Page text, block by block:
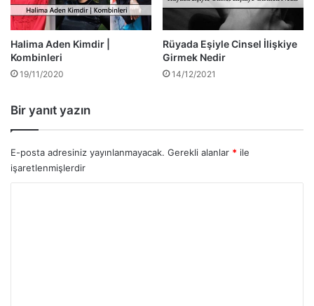
Halima Aden Kimdir |
Kombinleri
19/11/2020
Rüyada Eşiyle Cinsel İlişkiye
Girmek Nedir
14/12/2021
Bir yanıt yazın
E-posta adresiniz yayınlanmayacak. Gerekli alanlar * ile
işaretlenmişlerdir